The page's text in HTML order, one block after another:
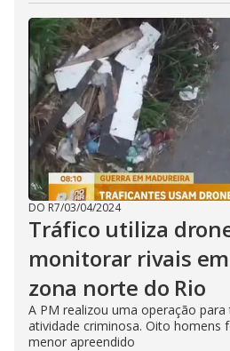
DO R7/03/04/2024
Tráfico utiliza
monitorar rivais
zona norte do Rio
A PM realizou uma operação
atividade criminosa. Oito homens
menor apreendido